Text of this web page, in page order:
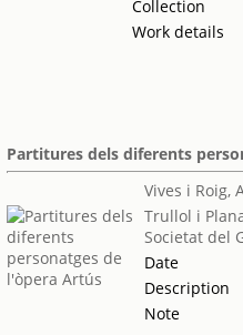
Collection
Work details
Partitures dels diferents
Vives i Roig,
Trullol i
Societat del
Date
Description
Note